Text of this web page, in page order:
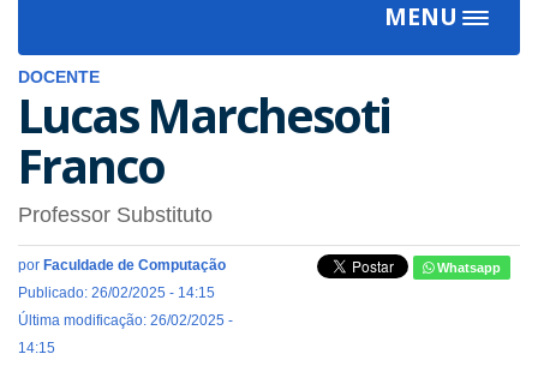
MENU
Toggle
DOCENTE
Lucas Marchesoti
Franco
Professor Substituto
por Faculdade de Computação
Publicado: 26/02/2025 - 14:15
Última modificação: 26/02/2025 -
14:15
Whatsapp